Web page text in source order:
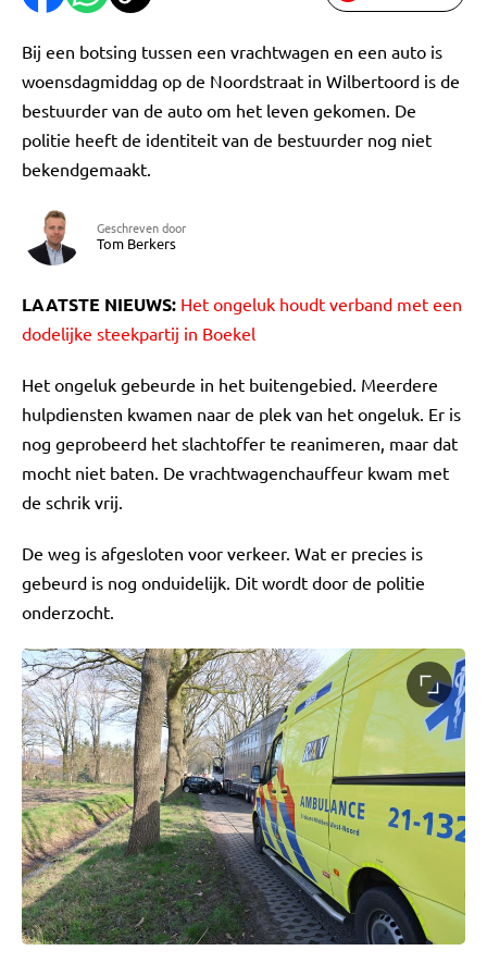
Bij een botsing tussen een vrachtwagen en een auto is
woensdagmiddag op de Noordstraat in Wilbertoord is de
bestuurder van de auto om het leven gekomen. De
politie heeft de identiteit van de bestuurder nog niet
bekendgemaakt.
Geschreven door
Tom Berkers
LAATSTE NIEUWS: Het ongeluk houdt verband met een
dodelijke steekpartij in Boekel
Het ongeluk gebeurde in het buitengebied. Meerdere
hulpdiensten kwamen naar de plek van het ongeluk. Er is
nog geprobeerd het slachtoffer te reanimeren, maar dat
mocht niet baten. De vrachtwagenchauffeur kwam met
de schrik vrij.
De weg is afgesloten voor verkeer. Wat er precies is
gebeurd is nog onduidelijk. Dit wordt door de politie
onderzocht.